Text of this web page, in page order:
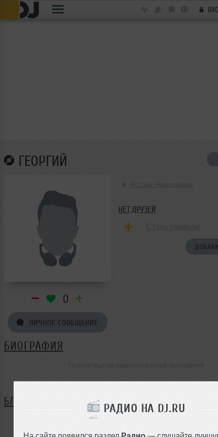
РАДИО НА DJ.RU
На сайте появился раздел Радио — слушайте
ГЕОРГИЙ
0
ЛИЧНОЕ СООБЩЕНИЕ
НЕТ ДРУЗЕЙ
БИОГРАФИЯ
БЛОГ